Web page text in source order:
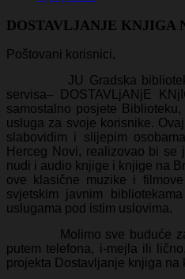
DOSTAVLJANJE KNJIGA
Poštovani korisnici,
JU Gradska biblioteka i
servisa– DOSTAVLjANjE
samostalno posjete
usluga za svoje korisnike.
slabovidim i slijepim
Herceg Novi, realizovao bi se
nudi i audio knjige i knjige na
ove klasične muzike i
svjetskim javnim
uslugama pod istim uslovima.
Molimo sve buduće
putem telefona, i-mejla ili
projekta Dostavljanje knjiga